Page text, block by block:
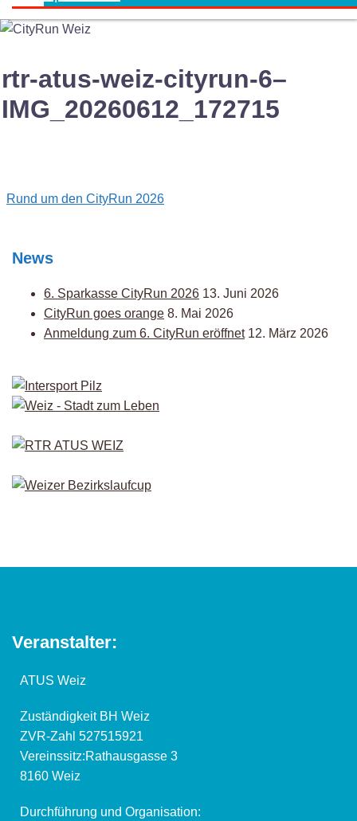
rtr-atus-weiz-cityrun-6–
IMG_20260612_172715
Post
Rund um den CityRun 2026
News
6. Sparkasse CityRun 2026 13. Juni 2026
CityRun goes orange 8. Mai 2026
Anmeldung zum 6. CityRun eröffnet 12. März 2026
Veranstalter:
ATUS Weiz
Zuständigkeit BH Weiz
ZVR-Zahl 527515921
Vereinssitz:Rathausgasse 3
8160 Weiz
Durchführung und Organisation: